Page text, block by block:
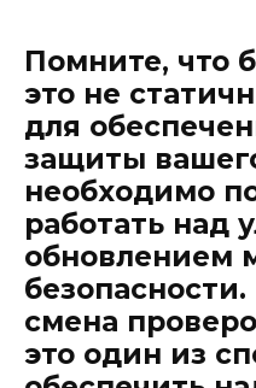
Помните, что
это не
для
защиты
необходимо
работать над
обновлением
смена
это один из